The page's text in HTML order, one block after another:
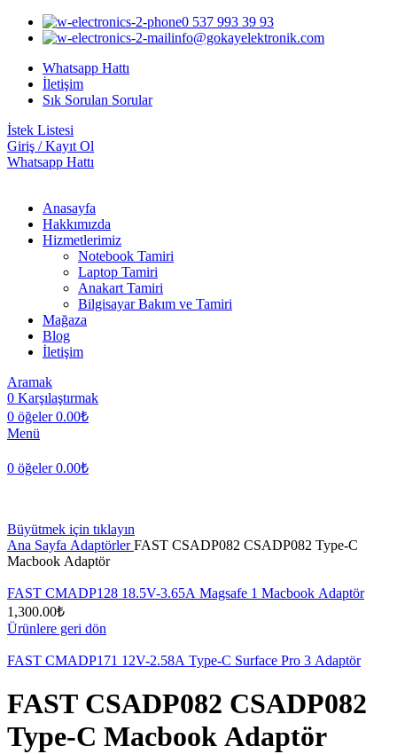
0 537 993 39 93
info@gokayelektronik.com
Whatsapp Hattı
İletişim
Sık Sorulan Sorular
İstek Listesi
Giriş / Kayıt Ol
Whatsapp Hattı
Anasayfa
Hakkımızda
Hizmetlerimiz
Notebook Tamiri
Laptop Tamiri
Anakart Tamiri
Bilgisayar Bakım ve Tamiri
Mağaza
Blog
İletişim
Aramak
0 Karşılaştırmak
0 öğeler 0.00₺
Menü
0 öğeler 0.00₺
Büyütmek için tıklayın
Ana Sayfa AdaptörlerFAST CSADP082 CSADP082 Type-C
Macbook Adaptör
FAST CMADP128 18.5V-3.65A Magsafe 1 Macbook Adaptör
1,300.00₺
Ürünlere geri dön
FAST CMADP171 12V-2.58A Type-C Surface Pro 3 Adaptör
FAST CSADP082 CSADP082
Type-C Macbook Adaptör